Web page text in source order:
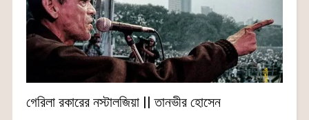
গেরিলা রকারের নস্টালজিয়া || তানভীর হোসেন